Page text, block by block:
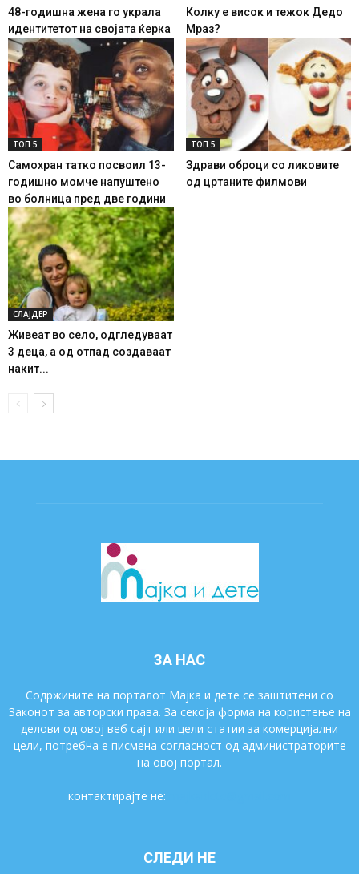
48-годишна жена го украла
идентитетот на својата ќерка
Колку е висок и тежок Дедо
Мраз?
ТОП 5
Самохран татко посвоил 13-
годишно момче напуштено
во болница пред две години
ТОП 5
Здрави оброци со ликовите
од цртаните филмови
СЛАЈДЕР
Живеат во село, одгледуваат
3 деца, а од отпад создаваат
накит...
ЗА НАС
Содржините на порталот Мајка и дете се заштитени со
Законот за авторски права. За секоја форма на користење на
делови од овој веб сајт или цели статии за комерцијални
цели, потребна е писмена согласност од администраторите
на овој портал.
контактирајте не:
СЛЕДИ НЕ